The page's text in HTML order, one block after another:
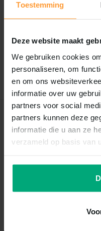
Toestemming
Deze website maakt
We gebruiken cookies
personaliseren, om
en om ons
informatie over uw
partners voor social
partners kunnen deze
informatie die u aan ze
verzameld op basis van
Reviews
Er zijn nog geen reviews
Schrijf je eigen review
Recent bekeken